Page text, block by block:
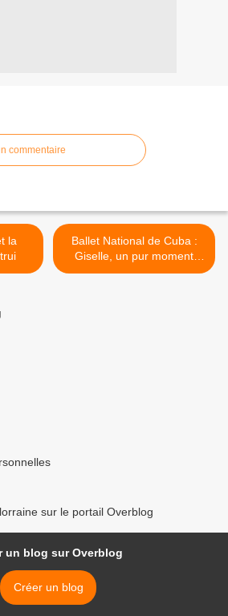
commentaire
Ballet National de Cuba :
Giselle, un pur moment
d'émotion >
sur le portail Overblog
un blog sur Overblog
Créer un blog